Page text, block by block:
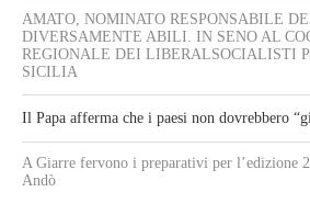
AMATO, NOMINATO RESPONSABILE
DIVERSAMENTE ABILI. IN SENO AL
REGIONALE DEI LIBERALSOCIALISTI
SICILIA
Il Papa afferma che i paesi non dovrebbero
A Giarre fervono i preparativi per l’edizione
Andò